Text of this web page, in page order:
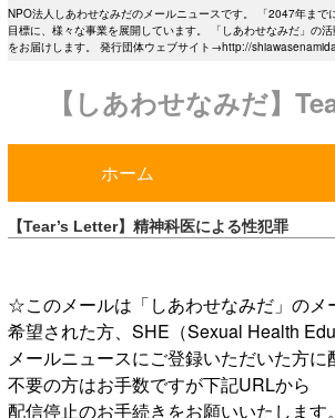
NPO法人しあわせなみだのメールニュースです。 「2047年まで
目標に、様々な事業を展開しています。 「しあわせなみだ」の
をお届けします。 発行団体ウェブサイト→http://
【しあわせなみだ】
ホーム
【Tear’s Letter】精神科医による性犯罪
☆このメールは「しあわせなみだ」のメ
希望された方、SHE（Sexual Health
メールニュースにご登録いただいた方に
不要の方はお手数ですが下記URLから
配信停止のお手続きをお願いいたします。